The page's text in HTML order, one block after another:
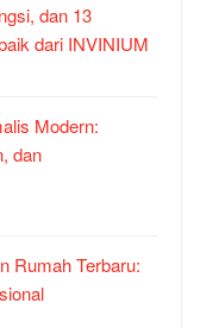
dan 13
dari INVINIUM
Modern:
dan
Rumah Terbaru: